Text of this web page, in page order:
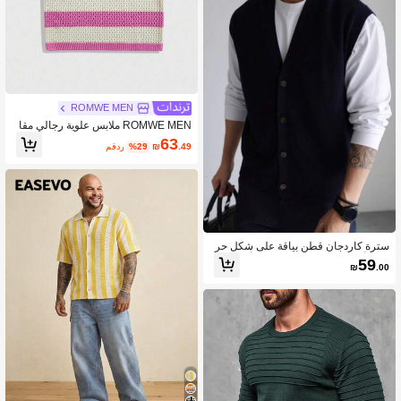
سترة كاردجان قطن بياقة على شكل حر
ف V أحادية الصدر للرجال، لون أحادي، مق
اسات كبيرة، للربيع/الخريف
₪59.00
ROMWE MEN
ROMWE MEN ملابس علوية رجالي مقا
س كبير مطرز رقميًا مخطط بأكمام قصي
رة محبوك مفرغ
₪63.49
%29 مقدر